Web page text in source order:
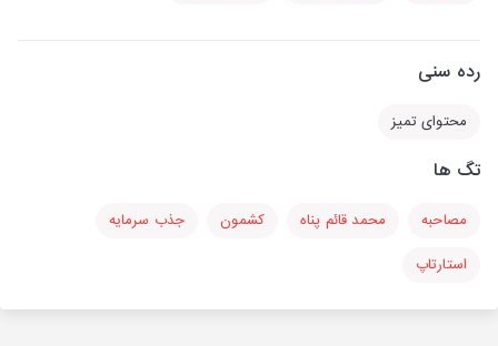
رده سنی
محتوای تمیز
تگ ها
مصاحبه محمد قائم پناه کشمون
جذب سرمایه
استارتاپ